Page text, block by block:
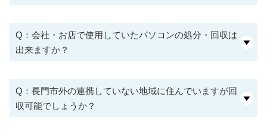
Q：会社・お店で使用していたパソコンの処分・回収は
出来ますか？
Q：長門市外の連携していない地域に住んでいますが回
収可能でしょうか？